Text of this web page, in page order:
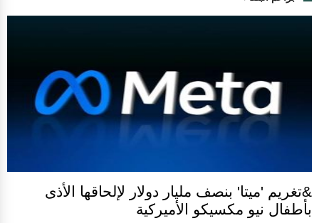
&تغريم 'ميتا' بنصف مليار دولار لإلحاقها الأذى
بأطفال نيو مكسيكو الأميركية